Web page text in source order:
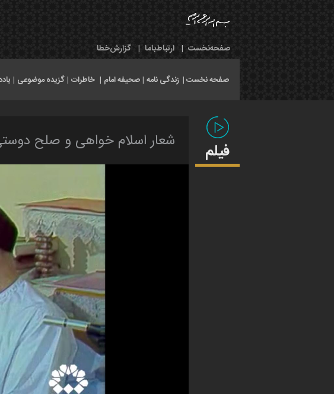
صفحه‌نخست | ارتباط‌با‌ما | گزارش‌خطا
صفحه نخست | زندگی نامه |صحیفه امام | خاطرات |گزیده موضوعی |
فیلم شعار اسلام خواهی و صلح